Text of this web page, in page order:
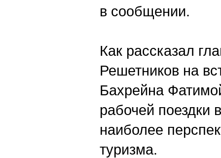
в сообщении.
Как рассказал
Решетников на
Бахрейна
рабочей поездки
наиболее
туризма.